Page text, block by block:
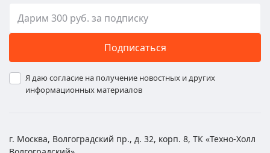
Подписаться
Я даю согласие на получение новостных и других
информационных материалов
г. Москва, Волгоградский пр., д. 32, корп. 8, ТК «Техно-Холл